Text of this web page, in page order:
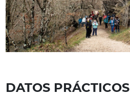
DATOS PRÁCTICOS